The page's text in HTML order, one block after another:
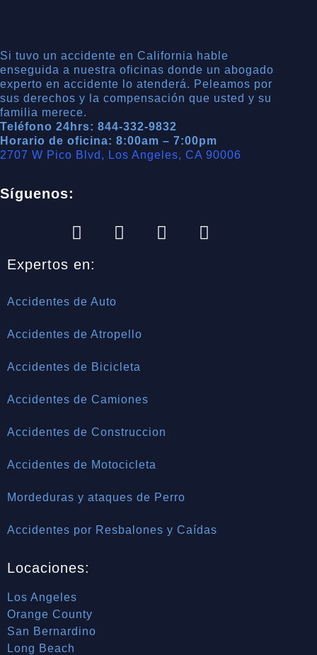
Si tuvo un accidente en California hable
enseguida a nuestra oficinas donde un abogado
experto en accidente lo atenderá. Peleamos por
sus derechos y la compensación que usted y su
familia merece.
Teléfono 24hrs: 844-332-9832
Horario de oficina: 8:00am – 7:00pm
2707 W Pico Blvd, Los Angeles, CA 90006
Síguenos:
Expertos en:
Accidentes de Auto
Accidentes de Atropello
Accidentes de Bicicleta
Accidentes de Camiones
Accidentes de Construccion
Accidentes de Motocicleta
Mordeduras y ataques de Perro
Accidentes por Resbalones y Caídas
Locaciones:
Los Angeles
Orange County
San Bernardino
Long Beach